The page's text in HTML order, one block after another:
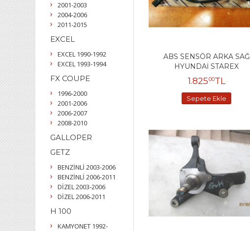
ABS SENSÖR ARKA SAĞ
HYUNDAİ STAREX
1.82500TL
Sepete Ekle
2001-2003
2004-2006
2011-2015
EXCEL
EXCEL 1990-1992
EXCEL 1993-1994
FX COUPE
1996-2000
2001-2006
2006-2007
2008-2010
GALLOPER
GETZ
BENZİNLİ 2003-2006
BENZİNLİ 2006-2011
DİZEL 2003-2006
DİZEL 2006-2011
H 100
KAMYONET 1992-